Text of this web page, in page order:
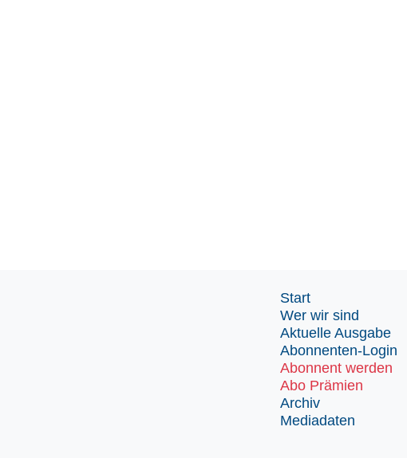
Start
Wer wir sind
Aktuelle Ausgabe
Abonnenten-Login
Abonnent werden
Abo Prämien
Archiv
Mediadaten